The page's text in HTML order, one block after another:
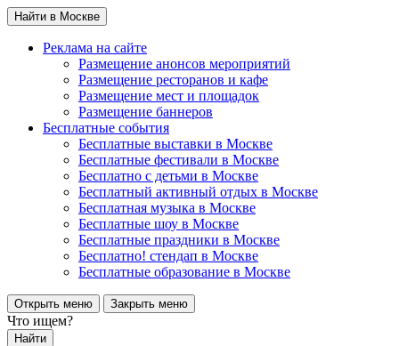
Найти в Москве
Реклама на сайте
Размещение анонсов мероприятий
Размещение ресторанов и кафе
Размещение мест и площадок
Размещение баннеров
Бесплатные события
Бесплатные выставки в Москве
Бесплатные фестивали в Москве
Бесплатно с детьми в Москве
Бесплатный активный отдых в Москве
Бесплатная музыка в Москве
Бесплатные шоу в Москве
Бесплатные праздники в Москве
Бесплатно! стендап в Москве
Бесплатные образование в Москве
Открыть меню Закрыть меню
Что ищем?
Найти